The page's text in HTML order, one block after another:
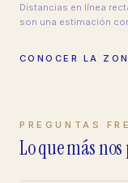
Distancias en línea
son una estimación
CONOCER LA
PREGUNTAS
Lo que más